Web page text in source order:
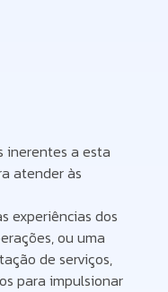
inerentes a esta
atender às
experiências dos
ou uma
de serviços,
para impulsionar